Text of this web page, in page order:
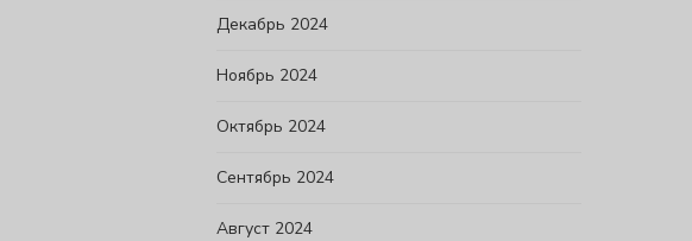
Декабрь 2024
Ноябрь 2024
Октябрь 2024
Сентябрь 2024
Август 2024